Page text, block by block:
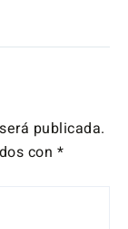
publicada.
con *